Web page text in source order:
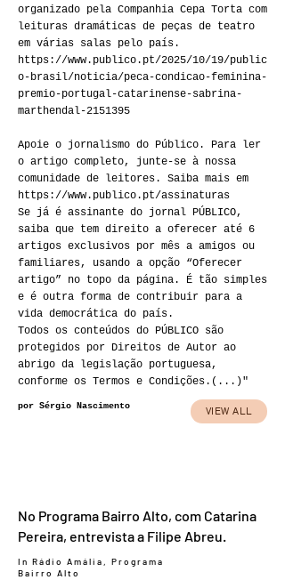
organizado pela Companhia Cepa Torta com
leituras dramáticas de peças de teatro
em várias salas pelo país.
https://www.publico.pt/2025/10/19/public
o-brasil/noticia/peca-condicao-feminina-
premio-portugal-catarinense-sabrina-
marthendal-2151395
Apoie o jornalismo do Público. Para ler
o artigo completo, junte-se à nossa
comunidade de leitores. Saiba mais em
https://www.publico.pt/assinaturas
Se já é assinante do jornal PÚBLICO,
saiba que tem direito a oferecer até 6
artigos exclusivos por mês a amigos ou
familiares, usando a opção “Oferecer
artigo” no topo da página. É tão simples
e é outra forma de contribuir para a
vida democrática do país.
Todos os conteúdos do PÚBLICO são
protegidos por Direitos de Autor ao
abrigo da legislação portuguesa,
conforme os Termos e Condições.(...)"
por Sérgio Nascimento
VIEW ALL
No Programa Bairro Alto, com Catarina
Pereira, entrevista a Filipe Abreu.
In Rádio Amália, Programa
Bairro Alto